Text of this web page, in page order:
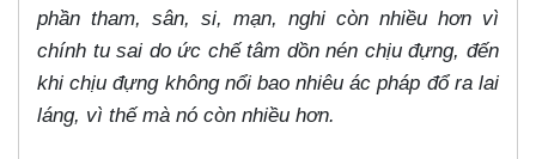
phần tham, sân, si, mạn, nghi còn nhiều hơn vì
chính tu sai do ức chế tâm dồn nén chịu đựng, đến
khi chịu đựng không nổi bao nhiêu ác pháp đổ ra lai
láng, vì thế mà nó còn nhiều hơn.